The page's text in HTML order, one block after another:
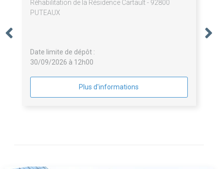
Réhabilitation de la Résidence Cartault - 92800
PUTEAUX
Date limite de dépôt :
30/09/2026 à 12h00
Plus d'informations